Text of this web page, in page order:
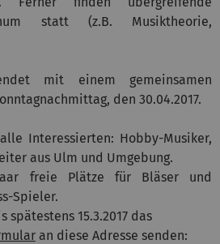
statt (z.B. Musiktheorie,
mit einem gemeinsamen
den 30.04.2017.
Interessierten: Hobby-Musiker,
aus Ulm und Umgebung.
freie Plätze für Bläser und
Spieler.
15.3.2017 das
an diese Adresse senden: